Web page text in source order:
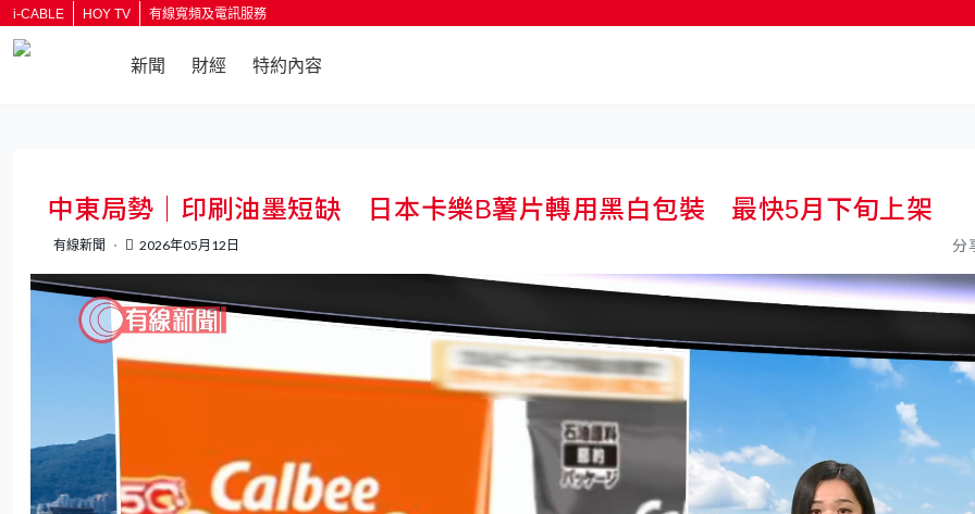
i-CABLE HOY TV 有線寬頻及電訊服務
新聞 財經 特約內容
中東局勢｜印刷油墨短缺 日本卡樂B薯片轉用黑白包裝 最快5月下旬上架
有線新聞 2026年05月12日 分